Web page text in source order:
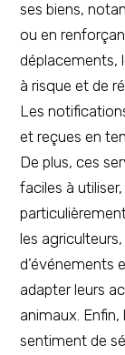
ses biens,
ou en
déplacements,
à risque et de
Les
et reçues en
De plus, ces
faciles à
les
d’événements
adapter leurs
animaux.
sentiment de